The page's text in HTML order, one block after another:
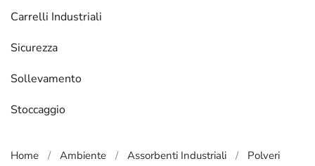
Carrelli Industriali
Sicurezza
Sollevamento
Stoccaggio
Home Ambiente Assorbenti Industriali
Polveri